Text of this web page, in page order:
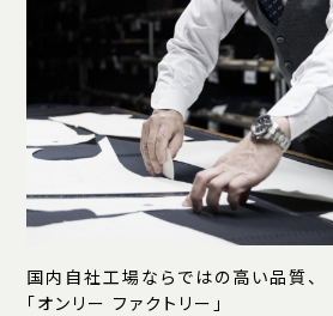
国内自社工場ならではの高い品質、
「オンリー ファクトリー」